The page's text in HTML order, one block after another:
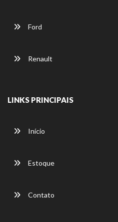
Ford
Renault
LINKS PRINCIPAIS
Início
Estoque
Contato